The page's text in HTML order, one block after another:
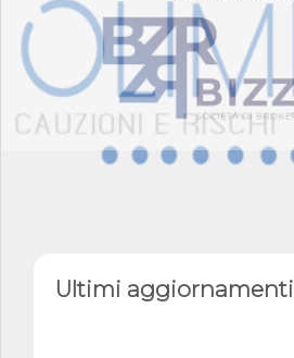
Ultimi aggiornamenti